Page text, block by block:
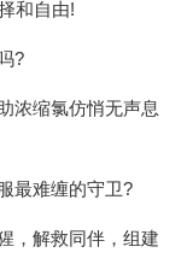
和自由!
?
浓缩氯仿悄无声息
最难缠的守卫?
，解救同伴，组建